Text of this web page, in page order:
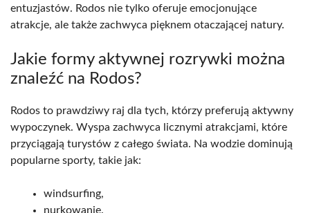
entuzjastów. Rodos nie tylko oferuje emocjonujące
atrakcje, ale także zachwyca pięknem otaczającej natury.
Jakie formy aktywnej rozrywki można
znaleźć na Rodos?
Rodos to prawdziwy raj dla tych, którzy preferują aktywny
wypoczynek. Wyspa zachwyca licznymi atrakcjami, które
przyciągają turystów z całego świata. Na wodzie dominują
popularne sporty, takie jak:
windsurfing,
nurkowanie.